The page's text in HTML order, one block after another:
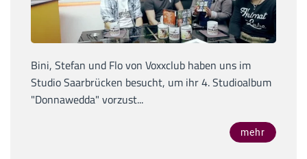
Bini, Stefan und Flo von Voxxclub haben uns im
Studio Saarbrücken besucht, um ihr 4. Studioalbum
"Donnawedda" vorzust...
mehr